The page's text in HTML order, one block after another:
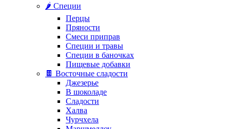
🌶️ Специи
Перцы
Пряности
Смеси приправ
Специи и травы
Специи в баночках
Пищевые добавки
🍫 Восточные сладости
Джезерье
В шоколаде
Сладости
Халва
Чурчхела